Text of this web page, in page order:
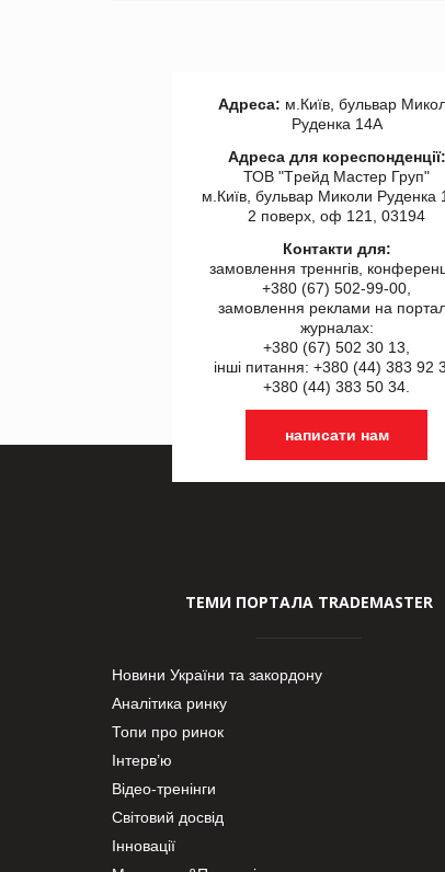
Адреса: м.Київ, бульвар
Руденка 14А
Адреса для кореспонденції:
ТОВ "Tрейд Мастер Груп"
м.Київ, бульвар Миколи Руденка
2 поверх, оф 121, 03194
Контакти для:
замовлення треннгів,
+380 (67) 502-99-00,
замовлення реклами на
журналах:
+380 (67) 502 30 13,
інші питання: +380 (44) 383 92
+380 (44) 383 50 34.
написати нам
ТЕМИ ПОРТАЛА TRADEMASTER
Новини України та закордону
Аналітика ринку
Топи про ринок
Інтерв’ю
Відео-тренінги
Світовий досвід
Інновації